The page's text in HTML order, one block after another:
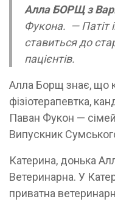
Алла БОРЩ з
Фукона. — Патіт
ставиться до
пацієнтів.
Алла Борщ знає, що
фізіотерапевтка,
Паван Фукон —
Випускник
Катерина, донька
Ветеринарна. У
приватна